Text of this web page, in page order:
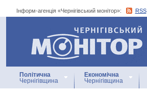
Інформ-агенція «Чернігівський монітор»: RSS
Інформ-агенція
«Чернігівський монітор»
Політична
Чернігівщина
Економічна
Чернігівщина